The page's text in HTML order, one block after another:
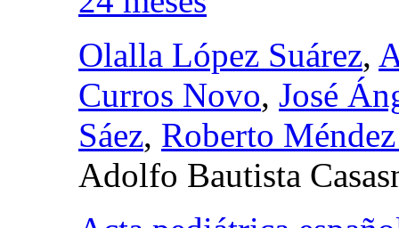
Olalla López Suárez,
Curros Novo, José
Sáez, Roberto
Adolfo Bautista